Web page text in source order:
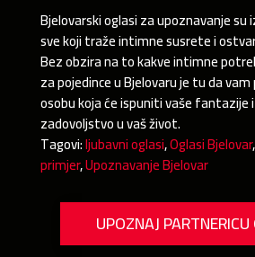
Bjelovarski oglasi za upoznavanje su
sve koji traže intimne susrete i
Bez obzira na to kakve intimne
za pojedince u Bjelovaru je tu da
osobu koja će ispuniti vaše fantazije
zadovoljstvo u vaš život.
Tagovi:ljubavni oglasi,Oglasi Bjelovar,
primjer,Upoznavanje Bjelovar
UPOZNAJ